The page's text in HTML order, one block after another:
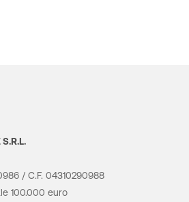
/ C.F. 04310290988
100.000 euro